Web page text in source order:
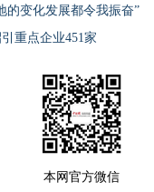
的变化发展都令我振奋”
重点企业451家
本网官方微信